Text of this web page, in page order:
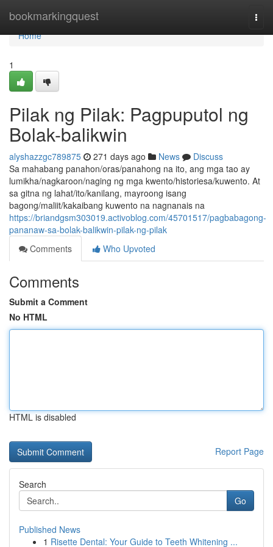
bookmarkingquest
Home
Home
1
Pilak ng Pilak: Pagpuputol ng
Bolak-balikwin
alyshazzgc789875 271 days ago News
Discuss
Sa mahabang panahon/oras/panahong na ito, ang mga tao ay
lumikha/nagkaroon/naging ng mga kwento/historiesa/kuwento. At
sa gitna ng lahat/ito/kanilang, mayroong isang
bagong/maliit/kakaibang kuwento na nagnanais na
https://briandgsm303019.activoblog.com/45701517/pagbabagong-
pananaw-sa-bolak-balikwin-pilak-ng-pilak
Comments
Who Upvoted
Comments
Submit a Comment
No HTML
HTML is disabled
Report Page
Search
Go
Published News
1 Risette Dental: Your Guide to Teeth Whitening ...